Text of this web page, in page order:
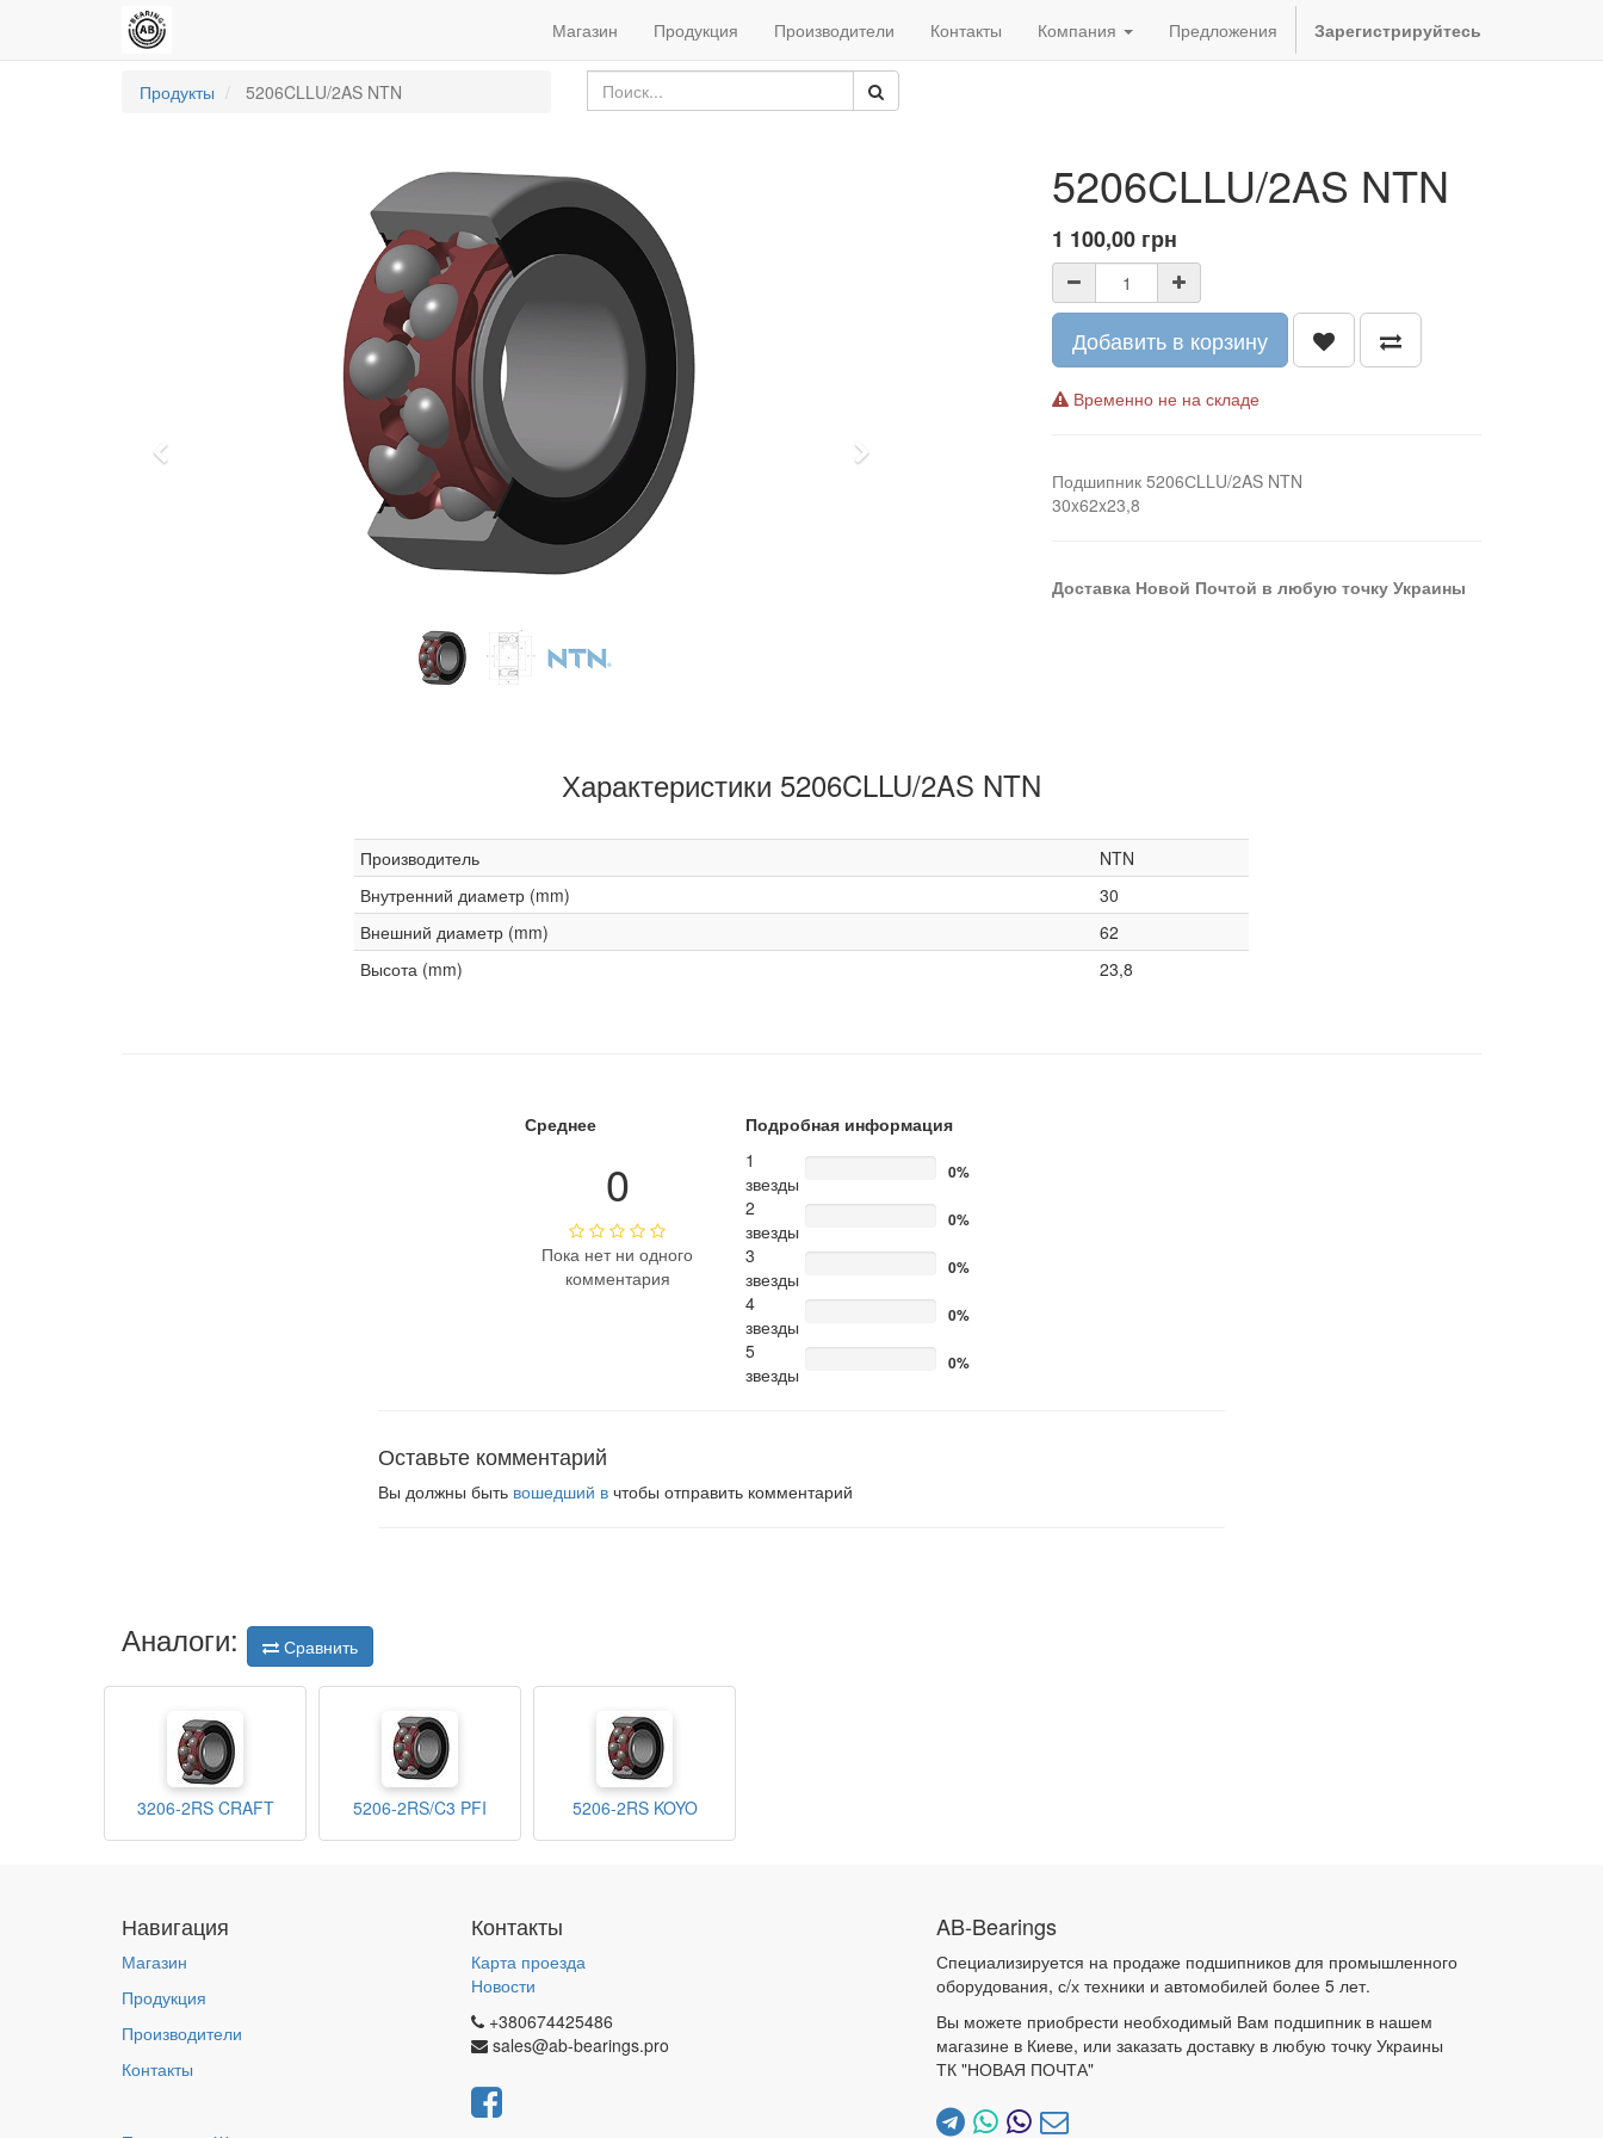
Магазин Продукция Производители Контакты Компания Предложения Зарегистрируйтесь
Продукты 5206CLLU/2AS NTN
Next
5206CLLU/2AS NTN
1 100,00 грн
Добавить в корзину
Временно не на складе
Подшипник 5206СLLU/2AS NTN
30x62x23,8
Доставка Новой Почтой в любую точку Украины
Характеристики 5206CLLU/2AS NTN
Производитель
NTN
Внутренний диаметр (mm)
30
Внешний диаметр (mm)
62
Высота (mm)
23,8
Среднее
0
Пока нет ни одного
комментария
Подробная информация
1
звезды
0%
2
звезды
0%
3
звезды
0%
4
звезды
0%
5
звезды
0%
Оставьте комментарий
Вы должны быть вошедший в чтобы отправить комментарий
Аналоги: Сравнить
3206-2RS CRAFT 5206-2RS/C3 PFI 5206-2RS KOYO
Навигация
Магазин
Продукция
Производители
Контакты
Контакты
Карта проезда
Новости
+380674425486
sales@ab-bearings.pro
AB-Bearings
Специализируется на продаже подшипников для промышленного
оборудования, с/х техники и автомобилей более 5 лет.
Вы можете приобрести необходимый Вам подшипник в нашем
магазине в Киеве, или заказать доставку в любую точку Украины
ТК "НОВАЯ ПОЧТА"